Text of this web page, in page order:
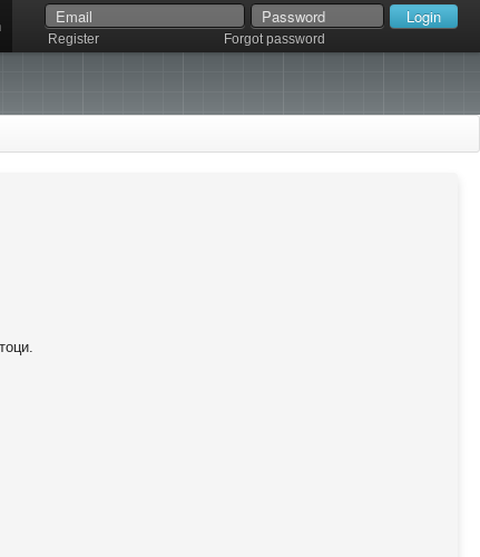
Register Forgot password